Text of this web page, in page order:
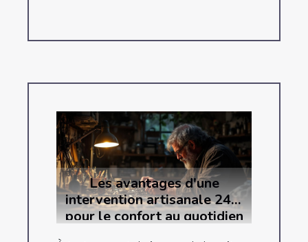
Les avantages d'une
intervention artisanale 24/7
pour le confort au quotidien